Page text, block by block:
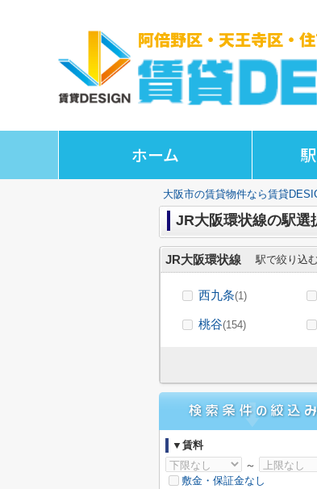
ホーム
大阪市の賃貸物件なら賃貸
JR大阪環状線の駅選
JR大阪環状線 駅で絞り込む
西九条(1)
桃谷(154)
▼賃料
～
敷金・保証金なし